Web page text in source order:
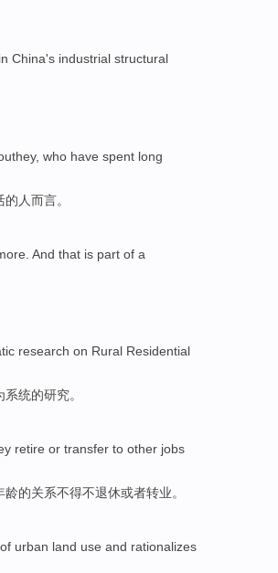
in China's industrial structural
, who have spent long
的 人而言。
. And that is part of a
research on Rural Residential
系统的研究。
retire or transfer to other jobs
龄的关系不得不退休或者转业。
urban land use and rationalizes